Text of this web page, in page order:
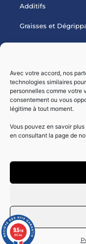
Avec votre accord, nos
technologies similaires
personnelles comme votre
consentement ou vous
légitime à tout moment.
Vous pouvez en savoir
en consultant la page de
Additifs
Graisses et
Produits ateliers
Livraisons par :
Paiement
Copyright©
9.5/10
602 avis